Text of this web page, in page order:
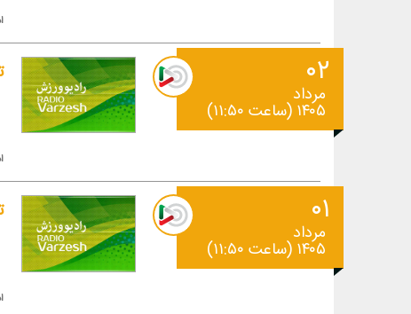
۰۲
مرداد
۱۴۰۵ (ساعت ۱۱:۵۰)
۰۱
مرداد
۱۴۰۵ (ساعت ۱۱:۵۰)